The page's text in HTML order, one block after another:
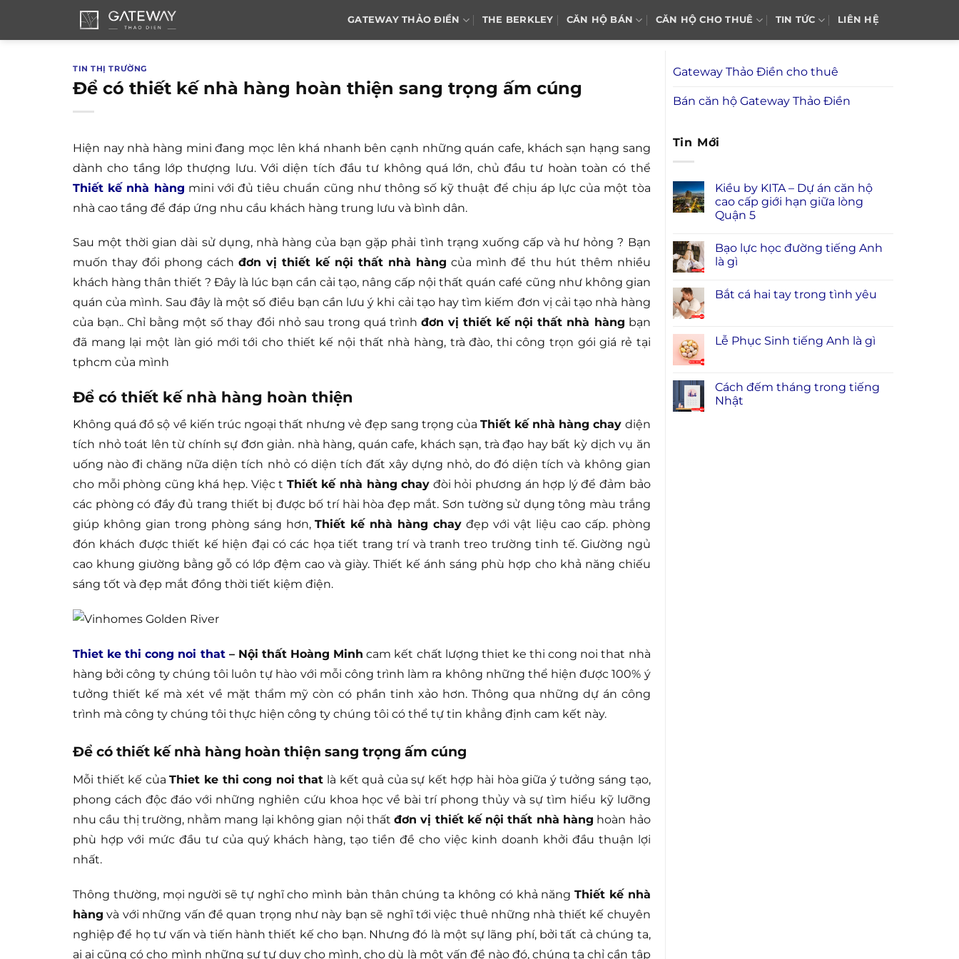
GATEWAY THẢO ĐIỀN THE BERKLEY CĂN HỘ BÁN CĂN HỘ CHO THUÊ TIN TỨC LIÊN HỆ
TIN THỊ TRƯỜNG
Để có thiết kế nhà hàng hoàn thiện sang trọng ấm cúng
Hiện nay nhà hàng mini đang mọc lên khá nhanh bên cạnh những quán cafe, khách sạn hạng sang
dành cho tầng lớp thượng lưu. Với diện tích đầu tư không quá lớn, chủ đầu tư hoàn toàn có thể
Thiết kế nhà hàng mini với đủ tiêu chuẩn cũng như thông số kỹ thuật để chịu áp lực của một tòa
nhà cao tầng để đáp ứng nhu cầu khách hàng trung lưu và bình dân.
Sau một thời gian dài sử dụng, nhà hàng của bạn gặp phải tình trạng xuống cấp và hư hỏng ? Bạn
muốn thay đổi phong cáchđơn vị thiết kế nội thất nhà hàng của mình để thu hút thêm nhiều
khách hàng thân thiết ? Đây là lúc bạn cần cải tạo, nâng cấp nội thất quán café cũng như không gian
quán của mình. Sau đây là một số điều bạn cần lưu ý khi cải tạo hay tìm kiếm đơn vị cải tạo nhà hàng
của bạn.. Chỉ bằng một số thay đổi nhỏ sau trong quá trình đơn vị thiết kế nội thất nhà hàng bạn
đã mang lại một làn gió mới tới cho thiết kế nội thất nhà hàng, trà đào, thi công trọn gói giá rẻ tại
tphcm của mình
Để có thiết kế nhà hàng hoàn thiện
Không quá đồ sộ về kiến trúc ngoại thất nhưng vẻ đẹp sang trọng của Thiết kế nhà hàng chay diện
tích nhỏ toát lên từ chính sự đơn giản. nhà hàng, quán cafe, khách sạn, trà đạo hay bất kỳ dịch vụ ăn
uống nào đi chăng nữa diện tích nhỏ có diện tích đất xây dựng nhỏ, do đó diện tích và không gian
cho mỗi phòng cũng khá hẹp. Việc t Thiết kế nhà hàng chay đòi hỏi phương án hợp lý để đảm bảo
các phòng có đầy đủ trang thiết bị được bố trí hài hòa đẹp mắt. Sơn tường sử dụng tông màu trắng
giúp không gian trong phòng sáng hơn,Thiết kế nhà hàng chay đẹp với vật liệu cao cấp. phòng
đón khách được thiết kế hiện đại có các họa tiết trang trí và tranh treo trường tinh tế. Giường ngủ
cao khung giường bằng gỗ có lớp đệm cao và giày. Thiết kế ánh sáng phù hợp cho khả năng chiếu
sáng tốt và đẹp mắt đồng thời tiết kiệm điện.
Thiet ke thi cong noi that– Nội thất Hoàng Minh cam kết chất lượng thiet ke thi cong noi that nhà
hàng bởi công ty chúng tôi luôn tự hào với mỗi công trình làm ra không những thể hiện được 100% ý
tưởng thiết kế mà xét về mặt thẩm mỹ còn có phần tinh xảo hơn. Thông qua những dự án công
trình mà công ty chúng tôi thực hiện công ty chúng tôi có thể tự tin khẳng định cam kết này.
Để có thiết kế nhà hàng hoàn thiện sang trọng ấm cúng
Mỗi thiết kế củaThiet ke thi cong noi that là kết quả của sự kết hợp hài hòa giữa ý tưởng sáng tạo,
phong cách độc đáo với những nghiên cứu khoa học về bài trí phong thủy và sự tìm hiểu kỹ lưỡng
nhu cầu thị trường, nhằm mang lại không gian nội thấtđơn vị thiết kế nội thất nhà hàng hoàn hảo
phù hợp với mức đầu tư của quý khách hàng, tạo tiền đề cho việc kinh doanh khởi đầu thuận lợi
nhất.
Thông thường, mọi người sẽ tự nghĩ cho mình bản thân chúng ta không có khả năngThiết kế nhà
hàng và với những vấn đề quan trọng như này bạn sẽ nghĩ tới việc thuê những nhà thiết kế chuyên
nghiệp để họ tư vấn và tiến hành thiết kế cho bạn. Nhưng đó là một sự lãng phí, bởi tất cả chúng ta,
ai ai cũng có cho mình những sự tư duy cho mình, cho dù là một vấn đề nào đó, chúng ta chỉ cần tập
Gateway Thảo Điền cho thuê
Bán căn hộ Gateway Thảo Điền
Tin Mới
Kiều by KITA – Dự án căn hộ
cao cấp giới hạn giữa lòng
Quận 5
Bạo lực học đường tiếng Anh
là gì
Bắt cá hai tay trong tình yêu
Lễ Phục Sinh tiếng Anh là gì
Cách đếm tháng trong tiếng
Nhật